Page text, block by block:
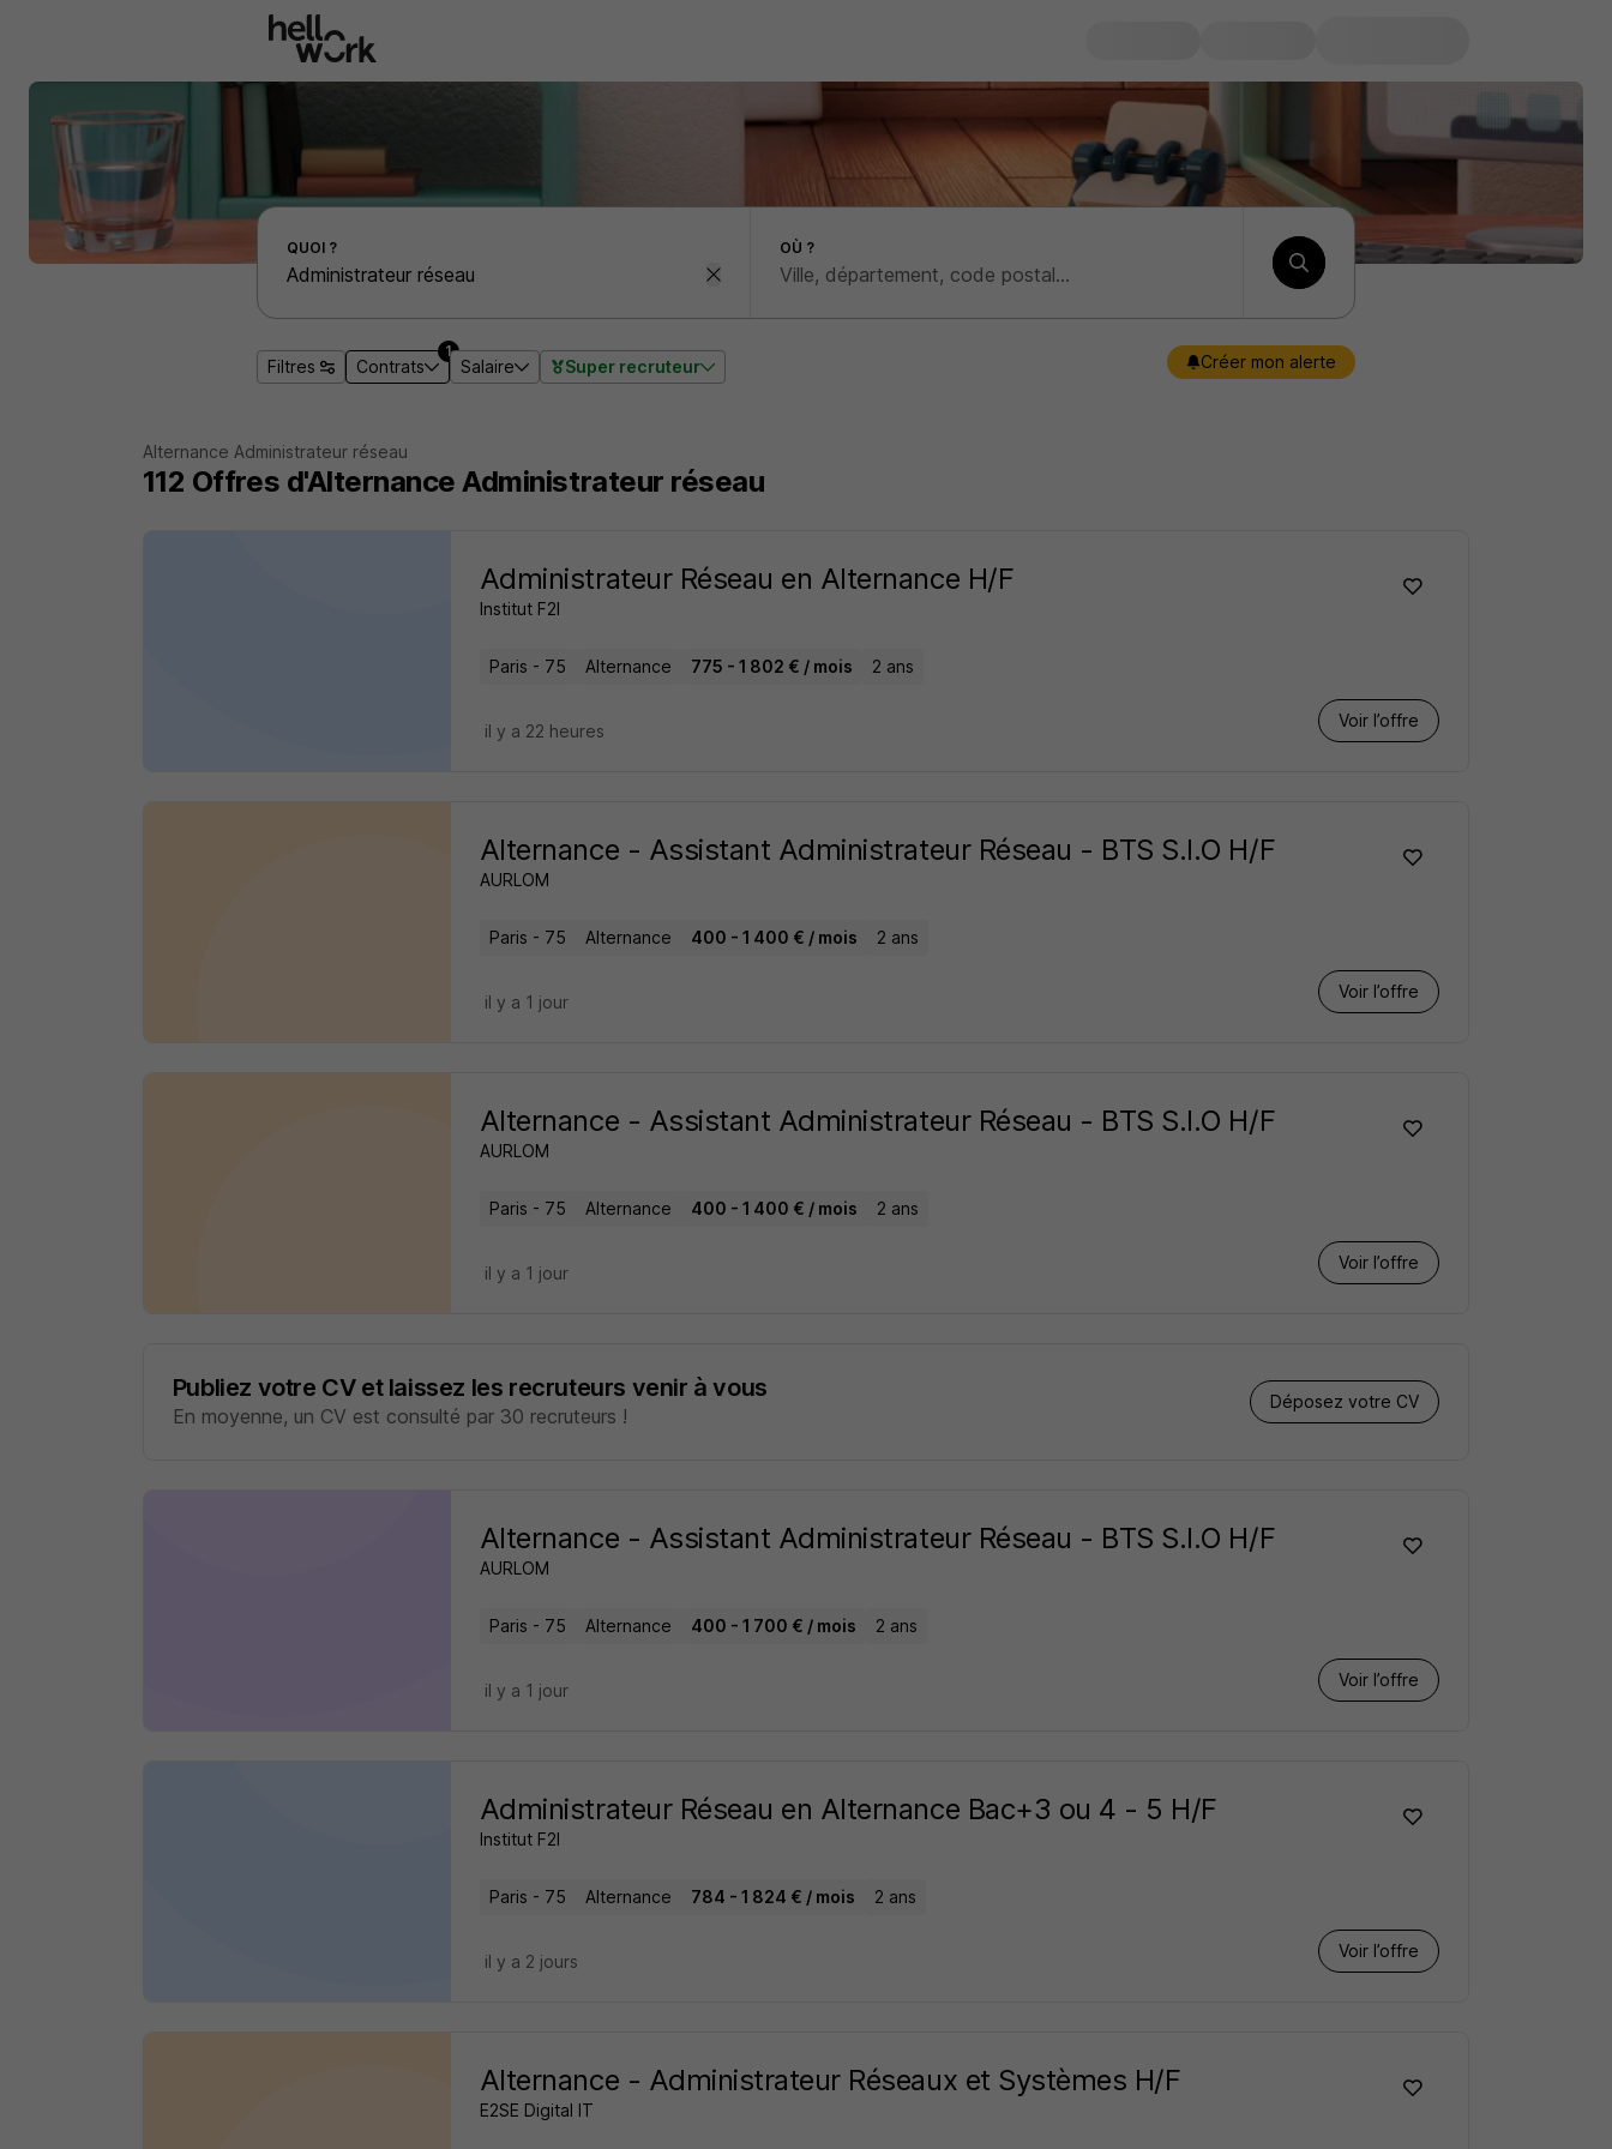
Effectuer une recherche d'emploi par localité
QUOI ? OÙ ?
Filtres Contrats
1
Salaire Super recruteur Créer mon alerte
Alternance Administrateur réseau
112 Offres d'Alternance Administrateur réseau
Administrateur Réseau en Alternance H/F
Institut F2I
Paris - 75 Alternance 775 - 1 802 € / mois 2 ans
Voir l’offre
il y a 22 heures
Alternance - Assistant Administrateur Réseau - BTS S.I.O H/F
AURLOM
Paris - 75 Alternance 400 - 1 400 € / mois 2 ans
Voir l’offre
il y a 1 jour
Alternance - Assistant Administrateur Réseau - BTS S.I.O H/F
AURLOM
Paris - 75 Alternance 400 - 1 400 € / mois 2 ans
Voir l’offre
il y a 1 jour
Publiez votre CV et laissez les recruteurs venir à vous
En moyenne, un CV est consulté par 30 recruteurs !
Déposez votre CV
Alternance - Assistant Administrateur Réseau - BTS S.I.O H/F
AURLOM
Paris - 75 Alternance 400 - 1 700 € / mois 2 ans
Voir l’offre
il y a 1 jour
Administrateur Réseau en Alternance Bac+3 ou 4 - 5 H/F
Institut F2I
Paris - 75 Alternance 784 - 1 824 € / mois 2 ans
Voir l’offre
il y a 2 jours
Alternance - Administrateur Réseaux et Systèmes H/F
E2SE Digital IT